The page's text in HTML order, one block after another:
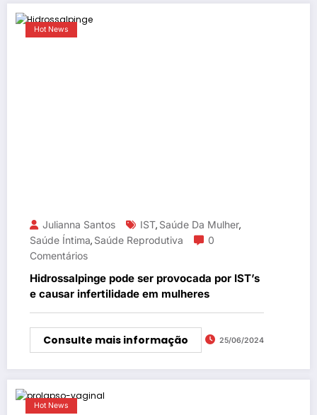
Hot News
Julianna Santos IST, Saúde Da Mulher,
Saúde Íntima, Saúde Reprodutiva
0
Comentários
Hidrossalpinge pode ser provocada por IST’s
e causar infertilidade em mulheres
Consulte mais informação 25/06/2024
Hot News